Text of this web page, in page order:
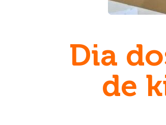
Dia
de